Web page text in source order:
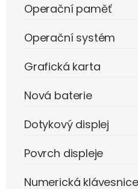
Operační paměť
Operační systém
Grafická karta
Nová baterie
Dotykový displej
Povrch displeje
Numerická klávesnice